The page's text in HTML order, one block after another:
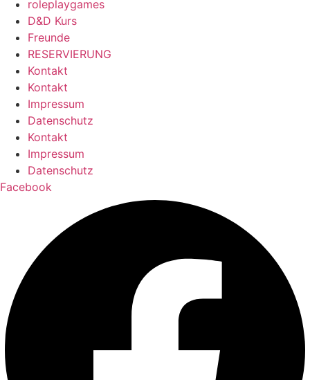
roleplaygames
D&D Kurs
Freunde
RESERVIERUNG
Kontakt
Kontakt
Impressum
Datenschutz
Kontakt
Impressum
Datenschutz
Facebook